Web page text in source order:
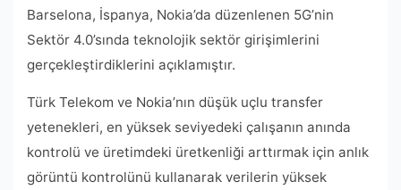
Barselona, ​​İspanya, Nokia’da düzenlenen 5G’nin
Sektör 4.0’sında teknolojik sektör girişimlerini
gerçekleştirdiklerini açıklamıştır.
Türk Telekom ve Nokia’nın düşük uçlu transfer
yetenekleri, en yüksek seviyedeki çalışanın anında
kontrolü ve üretimdeki üretkenliği arttırmak için anlık
görüntü kontrolünü kullanarak verilerin yüksek